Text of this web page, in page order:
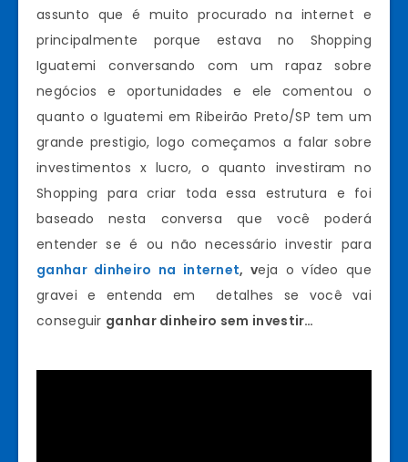
assunto que é muito procurado na internet e
principalmente porque estava no Shopping
Iguatemi conversando com um rapaz sobre
negócios e oportunidades e ele comentou o
quanto o Iguatemi em Ribeirão Preto/SP tem um
grande prestigio, logo começamos a falar sobre
investimentos x lucro, o quanto investiram no
Shopping para criar toda essa estrutura e foi
baseado nesta conversa que você poderá
entender se é ou não necessário investir para
ganhar dinheiro na internet, veja o vídeo que
gravei e entenda em detalhes se você vai
conseguir ganhar dinheiro sem investir…